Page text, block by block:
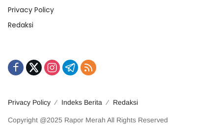
Privacy Policy
Redaksi
Privacy Policy Indeks Berita Redaksi
Copyright @2025 Rapor Merah All Rights Reserved